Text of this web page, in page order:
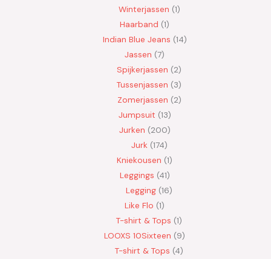
Winterjassen 1
Haarband 1
Indian Blue Jeans 14
Jassen 7
Spijkerjassen
2
Tussenjassen
3
Zomerjassen 2
Jumpsuit 13
Jurken 200
Jurk 174
Kniekousen 1
Leggings 41
Legging 16
Like Flo 1
T-shirt & Tops 1
LOOXS 10Sixteen
9
T-shirt & Tops 4